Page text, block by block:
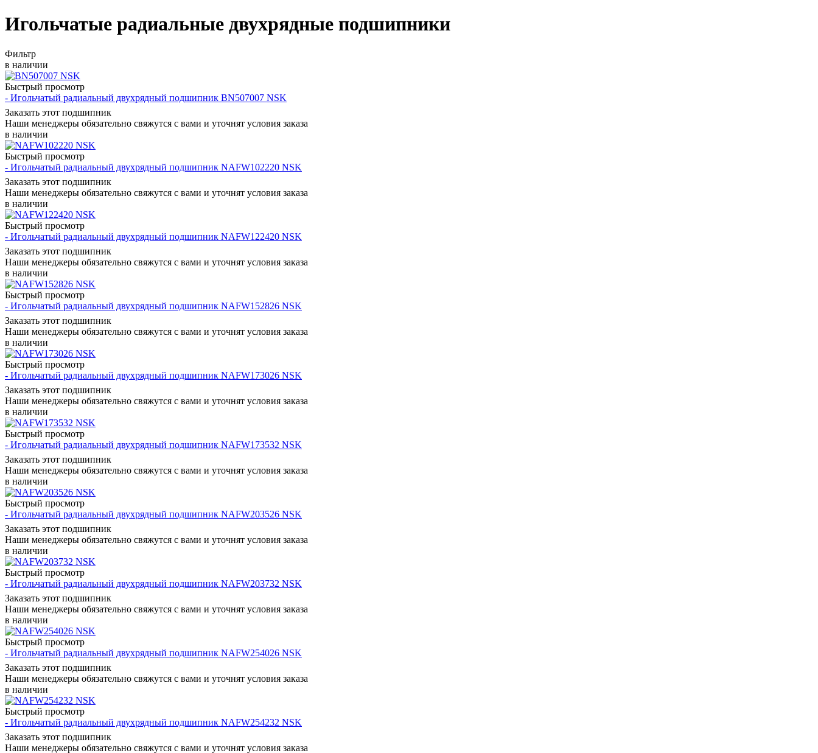
Игольчатые радиальные двухрядные подшипники
Фильтр
в наличии
Быстрый просмотр
- Игольчатый радиальный двухрядный подшипник BN507007 NSK
Заказать этот подшипник
Наши менеджеры обязательно свяжутся с вами и уточнят условия заказа
в наличии
Быстрый просмотр
- Игольчатый радиальный двухрядный подшипник NAFW102220 NSK
Заказать этот подшипник
Наши менеджеры обязательно свяжутся с вами и уточнят условия заказа
в наличии
Быстрый просмотр
- Игольчатый радиальный двухрядный подшипник NAFW122420 NSK
Заказать этот подшипник
Наши менеджеры обязательно свяжутся с вами и уточнят условия заказа
в наличии
Быстрый просмотр
- Игольчатый радиальный двухрядный подшипник NAFW152826 NSK
Заказать этот подшипник
Наши менеджеры обязательно свяжутся с вами и уточнят условия заказа
в наличии
Быстрый просмотр
- Игольчатый радиальный двухрядный подшипник NAFW173026 NSK
Заказать этот подшипник
Наши менеджеры обязательно свяжутся с вами и уточнят условия заказа
в наличии
Быстрый просмотр
- Игольчатый радиальный двухрядный подшипник NAFW173532 NSK
Заказать этот подшипник
Наши менеджеры обязательно свяжутся с вами и уточнят условия заказа
в наличии
Быстрый просмотр
- Игольчатый радиальный двухрядный подшипник NAFW203526 NSK
Заказать этот подшипник
Наши менеджеры обязательно свяжутся с вами и уточнят условия заказа
в наличии
Быстрый просмотр
- Игольчатый радиальный двухрядный подшипник NAFW203732 NSK
Заказать этот подшипник
Наши менеджеры обязательно свяжутся с вами и уточнят условия заказа
в наличии
Быстрый просмотр
- Игольчатый радиальный двухрядный подшипник NAFW254026 NSK
Заказать этот подшипник
Наши менеджеры обязательно свяжутся с вами и уточнят условия заказа
в наличии
Быстрый просмотр
- Игольчатый радиальный двухрядный подшипник NAFW254232 NSK
Заказать этот подшипник
Наши менеджеры обязательно свяжутся с вами и уточнят условия заказа